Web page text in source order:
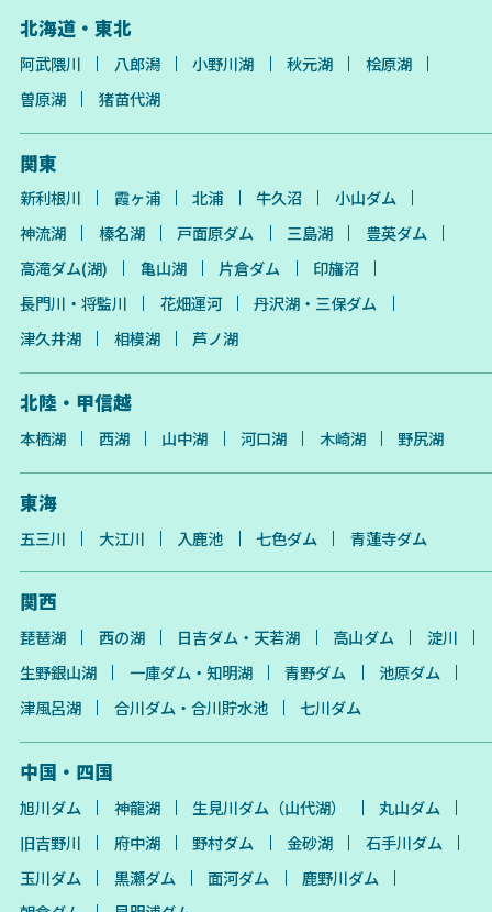
北海道・東北
阿武隈川 八郎潟 小野川湖 秋元湖
桧原湖
曽原湖
猪苗代湖
関東
新利根川 霞ヶ浦 北浦 牛久沼
小山ダム
神流湖
榛名湖 戸面原ダム 三島湖
豊英ダム
高滝ダム(湖)
亀山湖 片倉ダム
印旛沼
長門川・将監川
花畑運河
丹沢湖・三保ダム
津久井湖
相模湖 芦ノ湖
北陸・甲信越
本栖湖 西湖 山中湖 河口湖 木崎湖 野尻湖
東海
五三川 大江川 入鹿池 七色ダム 青蓮寺ダム
関西
琵琶湖 西の湖 日吉ダム・天若湖 高山ダム
淀川
生野銀山湖
一庫ダム・知明湖 青野ダム
池原ダム
津風呂湖
合川ダム・合川貯水池 七川ダム
中国・四国
旭川ダム 神龍湖 生見川ダム（山代湖）
丸山ダム
旧吉野川
府中湖 野村ダム 金砂湖
石手川ダム
玉川ダム
黒瀬ダム 面河ダム
鹿野川ダム